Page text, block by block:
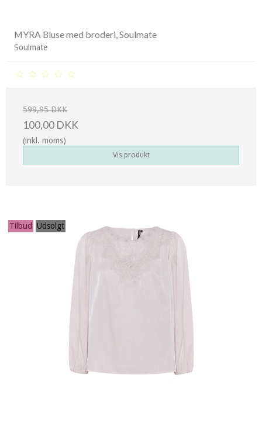
MYRA Bluse med broderi, Soulmate
Soulmate
599,95 DKK
100,00 DKK
(inkl. moms)
Vis produkt
Tilbud Udsolgt